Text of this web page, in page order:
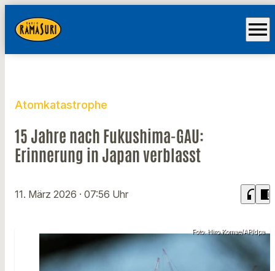
menu
Atomkatastrophe
15 Jahre nach Fukushima-GAU:
Erinnerung in Japan verblasst
11. März 2026 · 07:56 Uhr headphones chrome_reader_mode
Foto: Hiro Komae/AP/dpa